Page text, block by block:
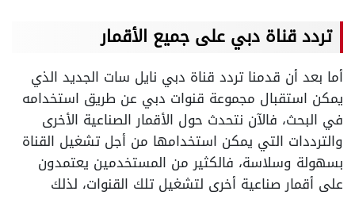
تردد قناة دبي على جميع الأقمار
أما بعد أن قدمنا تردد قناة دبي نايل سات الجديد الذي
يمكن استقبال مجموعة قنوات دبي عن طريق استخدامه
في البحث، فالآن نتحدث حول الأقمار الصناعية الأخرى
والترددات التي يمكن استخدامها من أجل تشغيل القناة
بسهولة وسلاسة، فالكثير من المستخدمين يعتمدون
على أقمار صناعية أخرى لتشغيل تلك القنوات، لذلك